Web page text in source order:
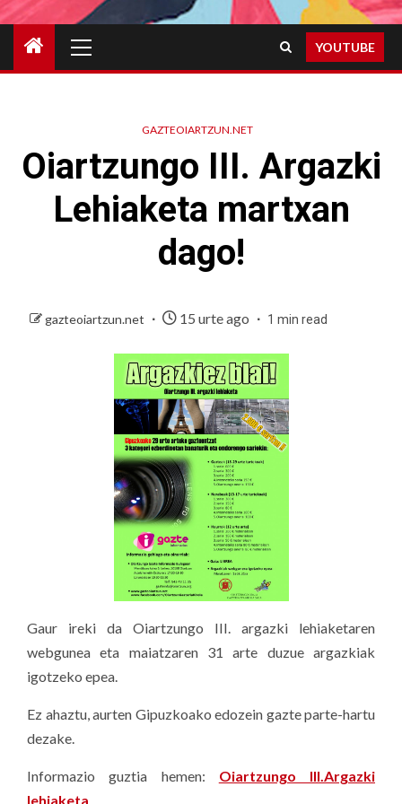
Menu
YOUTUBE
GAZTEOIARTZUN.NET
Oiartzungo III. Argazki
Lehiaketa martxan
dago!
gazteoiartzun.net 15 urte ago 1 min read
Gaur ireki da Oiartzungo III. argazki lehiaketaren
webgunea eta maiatzaren 31 arte duzue argazkiak
igotzeko epea.
Ez ahaztu, aurten Gipuzkoako edozein gazte parte-hartu
dezake.
Informazio guztia hemen: Oiartzungo III.Argazki
lehiaketa